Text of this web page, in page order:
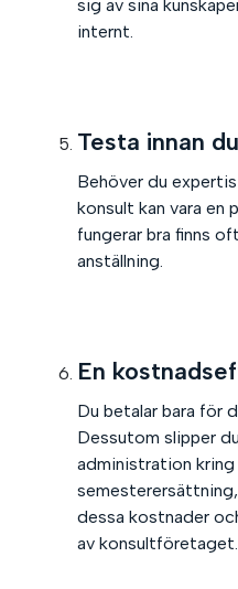
sig av sina
internt.
Testa innan
Behöver du
konsult kan vara en
fungerar bra finns
anställning.
En
Du betalar bara för
Dessutom slipper
administration
dessa kostnader
av konsultföretaget.